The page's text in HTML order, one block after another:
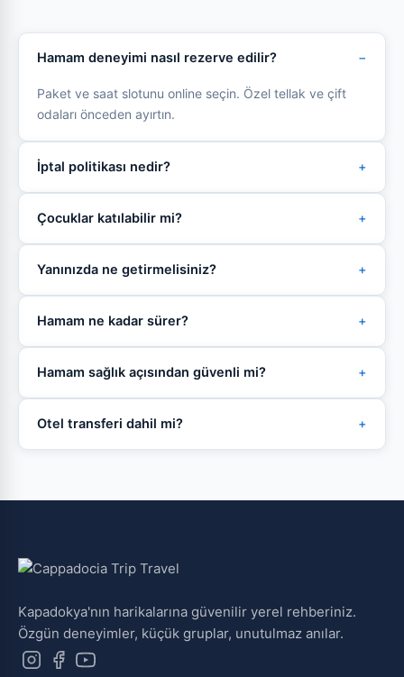
Hamam deneyimi nasıl rezerve edilir?
Paket ve saat slotunu online seçin. Özel tellak ve çift
odaları önceden ayırtın.
İptal politikası nedir?
Çocuklar katılabilir mi?
Yanınızda ne getirmelisiniz?
Hamam ne kadar sürer?
Hamam sağlık açısından güvenli mi?
Otel transferi dahil mi?
Kapadokya'nın harikalarına güvenilir yerel rehberiniz.
Özgün deneyimler, küçük gruplar, unutulmaz anılar.